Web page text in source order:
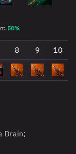
50%
8 9 10
Drain;